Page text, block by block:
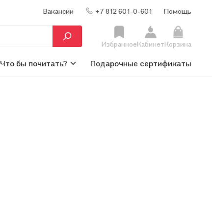
Вакансии +7 812 601-0-601 Помощь
ИзбранноеКабинетКорзина
Что бы почитать? Подарочные сертификаты